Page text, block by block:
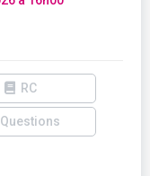
RC
Questions